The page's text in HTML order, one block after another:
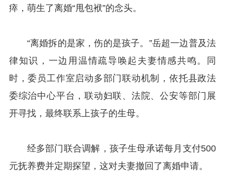
瘁，萌生了离婚“甩包袱”的念头。
“离婚拆的是家，伤的是孩子。”岳超一边普及法
律知识，一边用温情疏导唤起夫妻情感共鸣。同
时，委员工作室启动多部门联动机制，依托县政法
委综治中心平台，联动妇联、法院、公安等部门展
开寻找，最终联系上孩子的生母。
经多部门联合调解，孩子生母承诺每月支付500
元抚养费并定期探望，这对夫妻撤回了离婚申请。